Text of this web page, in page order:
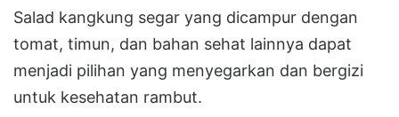
Salad kangkung segar yang dicampur dengan
tomat, timun, dan bahan sehat lainnya dapat
menjadi pilihan yang menyegarkan dan bergizi
untuk kesehatan rambut.